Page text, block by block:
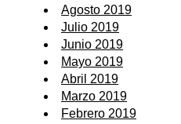
Agosto 2019
Julio 2019
Junio 2019
Mayo 2019
Abril 2019
Marzo 2019
Febrero 2019